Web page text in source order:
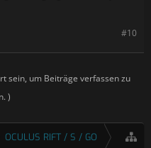
#10
sein, um Beiträge verfassen zu
)
OCULUS RIFT / S / GO